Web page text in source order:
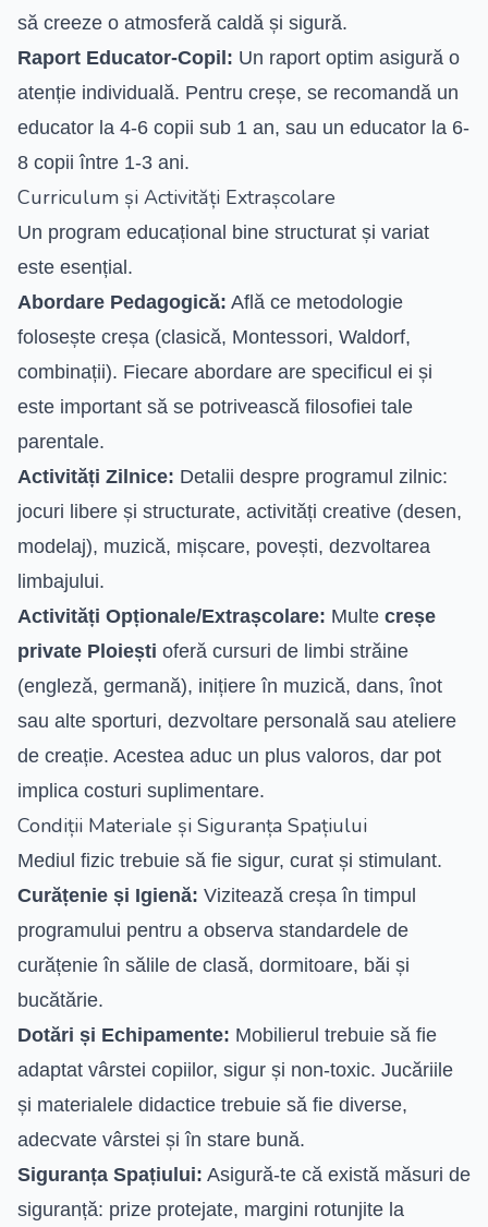
să creeze o atmosferă caldă și sigură.
Raport Educator-Copil: Un raport optim asigură o
atenție individuală. Pentru creșe, se recomandă un
educator la 4-6 copii sub 1 an, sau un educator la 6-
8 copii între 1-3 ani.
Curriculum și Activități Extrașcolare
Un program educațional bine structurat și variat
este esențial.
Abordare Pedagogică: Află ce metodologie
folosește creșa (clasică, Montessori, Waldorf,
combinații). Fiecare abordare are specificul ei și
este important să se potrivească filosofiei tale
parentale.
Activități Zilnice: Detalii despre programul zilnic:
jocuri libere și structurate, activități creative (desen,
modelaj), muzică, mișcare, povești, dezvoltarea
limbajului.
Activități Opționale/Extrașcolare: Multe creșe
private Ploiești oferă cursuri de limbi străine
(engleză, germană), inițiere în muzică, dans, înot
sau alte sporturi, dezvoltare personală sau ateliere
de creație. Acestea aduc un plus valoros, dar pot
implica costuri suplimentare.
Condiții Materiale și Siguranța Spațiului
Mediul fizic trebuie să fie sigur, curat și stimulant.
Curățenie și Igienă: Vizitează creșa în timpul
programului pentru a observa standardele de
curățenie în sălile de clasă, dormitoare, băi și
bucătărie.
Dotări și Echipamente: Mobilierul trebuie să fie
adaptat vârstei copiilor, sigur și non-toxic. Jucăriile
și materialele didactice trebuie să fie diverse,
adecvate vârstei și în stare bună.
Siguranța Spațiului: Asigură-te că există măsuri de
siguranță: prize protejate, margini rotunjite la